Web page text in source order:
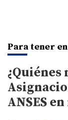
Para tener
¿Quiénes
ANSES